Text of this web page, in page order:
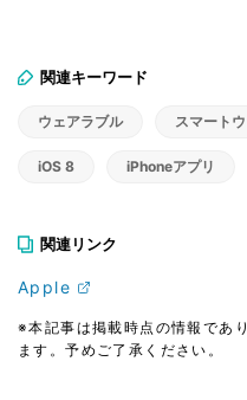
関連キーワード
ウェアラブル スマート
iOS 8 iPhoneアプリ
関連リンク
Apple
※本記事は掲載時点の情報であ
ます。予めご了承ください。